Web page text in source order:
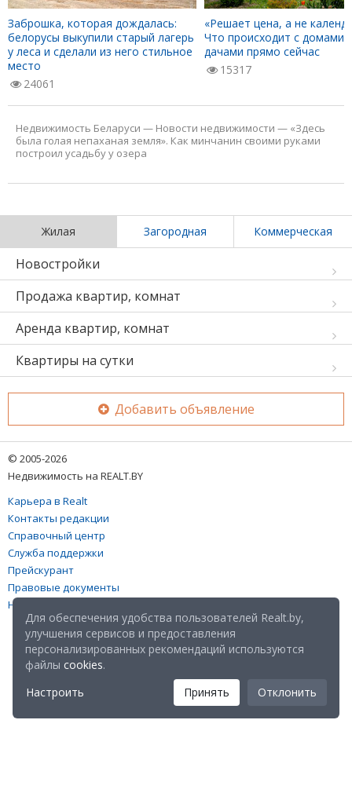
Заброшка, которая дождалась:
белорусы выкупили старый лагерь
у леса и сделали из него стильное
место
24061
«Решает цена, а не
Что происходит с домами
дачами прямо сейчас
15317
Недвижимость Беларуси — Новости недвижимости — «Здесь
была голая непаханая земля». Как минчанин своими руками
построил усадьбу у озера
Жилая Загородная Коммерческая
Новостройки
Продажа квартир, комнат
Аренда квартир, комнат
Квартиры на сутки
Добавить объявление
© 2005-2026
Недвижимость на REALT.BY
Карьера в Realt
Контакты редакции
Справочный центр
Служба поддержки
Прейскурант
Правовые документы
Настройка файлов cookies
Для обеспечения удобства пользователей Realt.by,
улучшения сервисов и предоставления
персонализированных рекомендаций используются
файлы cookies.
Настроить
Принять Отклонить